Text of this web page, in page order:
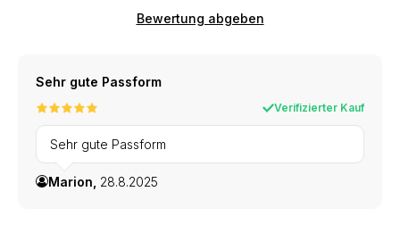
Bewertung abgeben
Sehr gute Passform
Verifizierter Kauf
Sehr gute Passform
Marion, 28.8.2025